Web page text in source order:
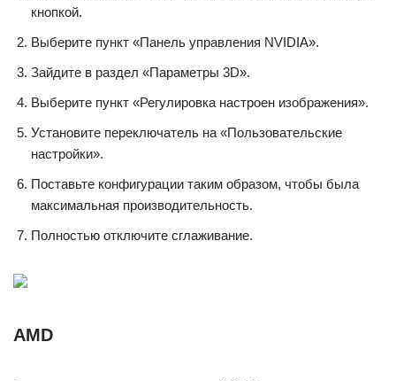
кнопкой.
Выберите пункт «Панель управления NVIDIA».
Зайдите в раздел «Параметры 3D».
Выберите пункт «Регулировка настроен изображения».
Установите переключатель на «Пользовательские
настройки».
Поставьте конфигурации таким образом, чтобы была
максимальная производительность.
Полностью отключите сглаживание.
AMD